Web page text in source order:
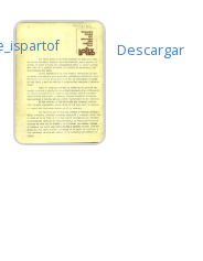
Descargar